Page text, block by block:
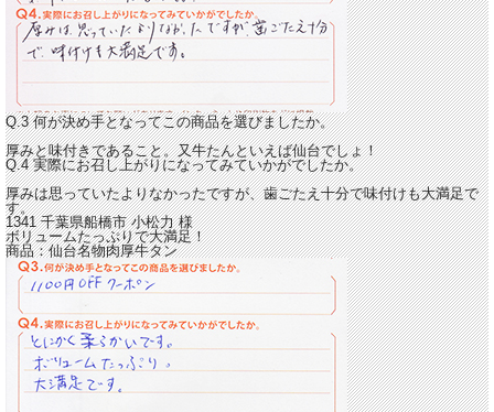
Q.3 何が決め手となってこの商品を選びましたか。
厚みと味付きであること。又牛たんといえば仙台でしょ！
Q.4 実際にお召し上がりになってみていかがでしたか。
厚みは思っていたよりなかったですが、歯ごたえ十分で味付けも大満足で
す。
1341 千葉県船橋市小松力様
ボリュームたっぷりで大満足！
商品：仙台名物肉厚牛タン